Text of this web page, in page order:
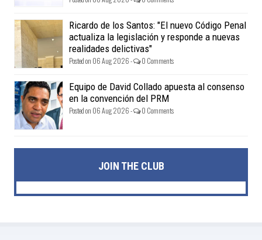
Ricardo de los Santos: "El nuevo Código Penal
actualiza la legislación y responde a nuevas
realidades delictivas"
Posted on 06 Aug 2026 - 0 Comments
Equipo de David Collado apuesta al consenso
en la convención del PRM
Posted on 06 Aug 2026 - 0 Comments
JOIN THE CLUB